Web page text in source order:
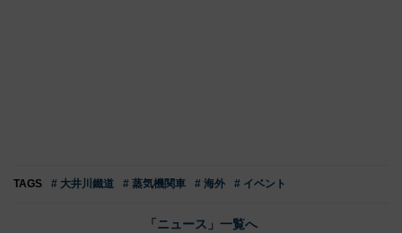
TAGS # 大井川鐵道 # 蒸気機関車 # 海外 # イベント
「ニュース」一覧へ